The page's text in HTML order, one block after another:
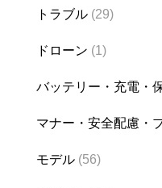
トラブル (29)
ドローン (1)
バッテリー・充電・
マナー・安全配慮・
モデル (56)